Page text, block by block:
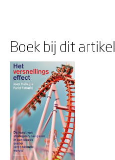
Boek bij dit artikel